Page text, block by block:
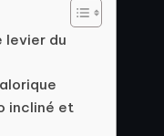
levier du
incliné et